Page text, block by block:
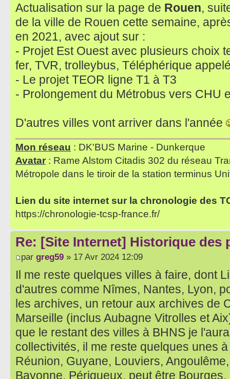
Actualisation sur la page de Rouen,
de la ville de Rouen cette semaine,
en 2021, avec ajout sur :
- Projet Est Ouest avec plusieurs choix
fer, TVR, trolleybus, Téléphérique
- Le projet TEOR ligne T1 à T3
- Prolongement du Métrobus vers CHU
D'autres villes vont arriver dans l'année
Mon réseau : DK'BUS Marine - Dunkerque
Avatar : Rame Alstom Citadis 302 du réseau
Métropole dans le tiroir de la station terminus
Lien du site internet sur la chronologie des
https://chronologie-tcsp-france.fr/
Re: [Site Internet] Historique des
par greg59 » 17 Avr 2024 12:09
Il me reste quelques villes à faire, dont
d'autres comme Nîmes, Nantes, Lyon,
les archives, un retour aux archives de
Marseille (inclus Aubagne Vitrolles et
que le restant des villes à BHNS je
collectivités, il me reste quelques unes
Réunion, Guyane, Louviers,
Bayonne, Périgueux, peut être